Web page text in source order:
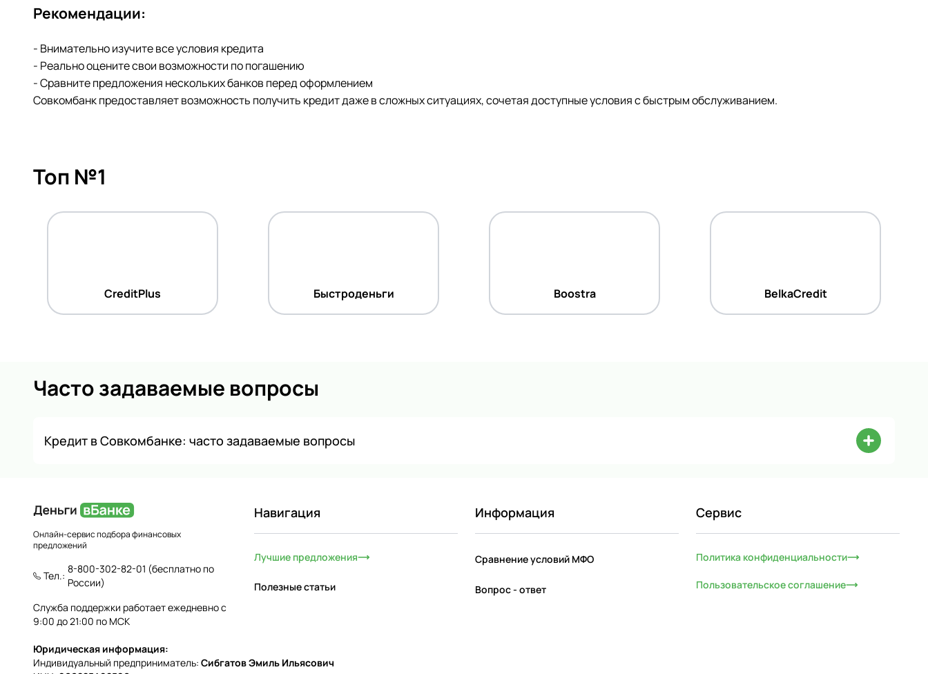
Рекомендации:
- Внимательно изучите все условия кредита
- Реально оцените свои возможности по погашению
- Сравните предложения нескольких банков перед оформлением
Совкомбанк предоставляет возможность получить кредит даже в сложных ситуациях, сочетая доступные условия с быстрым обслуживанием.
Топ №1
CreditPlus Быстроденьги Boostra BelkaCredit
Часто задаваемые вопросы
Кредит в Совкомбанке: часто задаваемые вопросы
Онлайн-сервис подбора финансовых
предложений
Тел.:
8-800-302-82-01 (бесплатно по
России)
Служба поддержки работает ежедневно с
9:00 до 21:00 по МСК
Навигация
Лучшие предложения
Полезные статьи
Информация
Сравнение условий МФО
Вопрос - ответ
Сервис
Политика конфиденциальности
Пользовательское соглашение
Юридическая информация:
Индивидуальный предприниматель: Сибгатов Эмиль Ильясович